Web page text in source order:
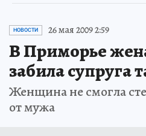
НОВОСТИ 26 мая 2009 2:59
В Приморье
забила супруга
Женщина не смогла
от мужа